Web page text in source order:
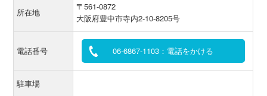
所在地
〒561-0872
大阪府豊中市寺内2-10-8205号
電話番号 06-6867-1103：電話をかける
駐車場